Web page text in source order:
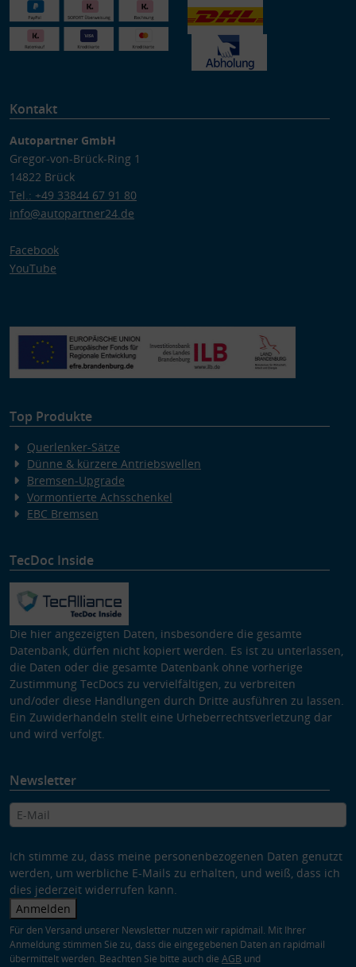
Kontakt
Autopartner GmbH
Gregor-von-Brück-Ring 1
14822 Brück
Tel.: +49 33844 67 91 80
info@autopartner24.de
Facebook
YouTube
Top Produkte
Querlenker-Sätze
Dünne & kürzere Antriebswellen
Bremsen-Upgrade
Vormontierte Achsschenkel
EBC Bremsen
TecDoc Inside
Die hier angezeigten Daten, insbesondere die gesamte
Datenbank, dürfen nicht kopiert werden. Es ist zu unterlassen,
die Daten oder die gesamte Datenbank ohne vorherige
Zustimmung TecDocs zu vervielfältigen, zu verbreiten
und/oder diese Handlungen durch Dritte ausführen zu lassen.
Ein Zuwiderhandeln stellt eine Urheberrechtsverletzung dar
und wird verfolgt.
Newsletter
Ich stimme zu, dass meine personenbezogenen Daten genutzt
werden, um werbliche E-Mails zu erhalten, und weiß, dass ich
dies jederzeit widerrufen kann.
Anmelden
Für den Versand unserer Newsletter nutzen wir rapidmail. Mit Ihrer
Anmeldung stimmen Sie zu, dass die eingegebenen Daten an rapidmail
übermittelt werden. Beachten Sie bitte auch die AGB und